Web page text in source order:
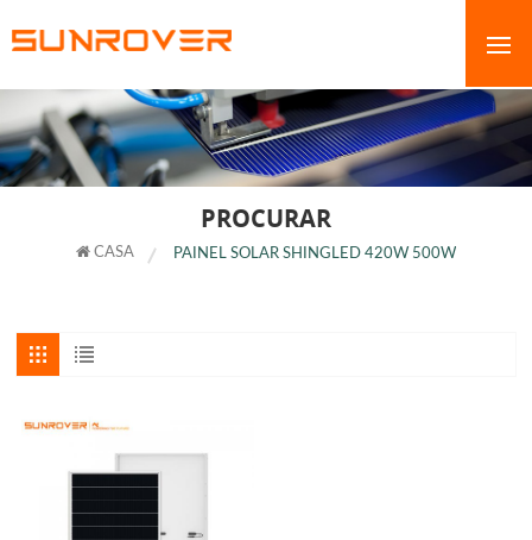
PROCURAR
CASA PAINEL SOLAR SHINGLED 420W 500W